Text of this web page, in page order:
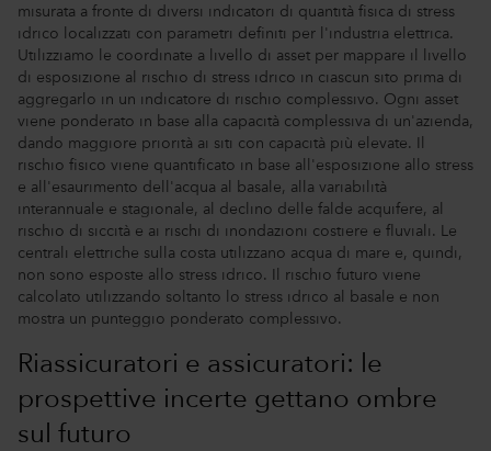
misurata a fronte di diversi indicatori di quantità fisica di stress
idrico localizzati con parametri definiti per l'industria elettrica.
Utilizziamo le coordinate a livello di asset per mappare il livello
di esposizione al rischio di stress idrico in ciascun sito prima di
aggregarlo in un indicatore di rischio complessivo. Ogni asset
viene ponderato in base alla capacità complessiva di un'azienda,
dando maggiore priorità ai siti con capacità più elevate. Il
rischio fisico viene quantificato in base all'esposizione allo stress
e all'esaurimento dell'acqua al basale, alla variabilità
interannuale e stagionale, al declino delle falde acquifere, al
rischio di siccità e ai rischi di inondazioni costiere e fluviali. Le
centrali elettriche sulla costa utilizzano acqua di mare e, quindi,
non sono esposte allo stress idrico. Il rischio futuro viene
calcolato utilizzando soltanto lo stress idrico al basale e non
mostra un punteggio ponderato complessivo.
Riassicuratori e assicuratori: le
prospettive incerte gettano ombre
sul futuro